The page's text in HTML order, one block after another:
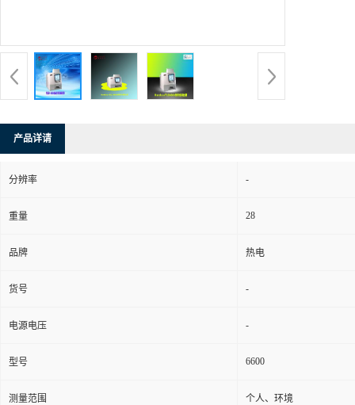
产品详请
分辨率 -
重量 28
品牌 热电
货号 -
电源电压 -
型号 6600
测量范围 个人、环境